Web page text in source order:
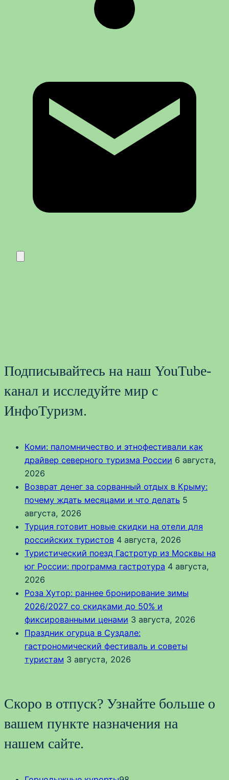
Подписывайтесь на наш YouTube-
канал и исследуйте мир с
ИнфоТуризм.
Коми: паломничество и этнофестивали как
драйвер северного туризма России 6 августа,
2026
Возврат денег за сорванный отдых в Крыму:
почему ждать месяцами и что делать 5
августа, 2026
Турция готовит новые скидки на отели для
российских туристов 4 августа, 2026
Туристический поезд Гастротур из Москвы на
юг России: программа гастротура 4 августа,
2026
Роза Хутор: раннее бронирование зимы
2026/2027 со скидками до 50% и
фиксированными ценами 3 августа, 2026
Праздник огурца в Суздале:
гастрономический фестиваль и советы
туристам 3 августа, 2026
Скоро в отпуск? Узнайте больше о
вашем пункте назначения на
нашем сайте.